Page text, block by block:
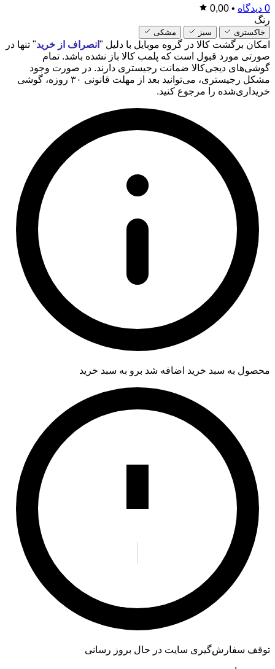
0 دیدگاه •
0,00
رنگ
خاکستری سبز مشکی
امکان برگشت کالا در گروه موبایل با دلیل " انصراف از خرید" تنها در
صورتی مورد قبول است که پلمب کالا باز نشده باشد. تمام
گوشی‌های دیجی‌کالا ضمانت رجیستری دارند. در صورت وجود
مشکل رجیستری، می‌توانید بعد از مهلت قانونی ۳۰ روزه، گوشی
خریداری‌شده را مرجوع کنید.
محصول به سبد خرید اضافه شد برو به سبد خرید
توقف سفارش‌گیری سایت در حال بروز رسانی